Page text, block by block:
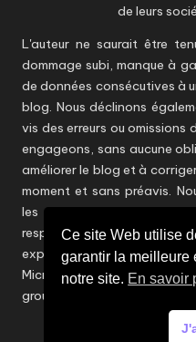
de leurs
L'auteur ne saurait être
dommage subi, manque à
de données consécutives à
blog. Nous déclinons
vis des erreurs ou omissions
engageons, sans aucune
améliorer le blog et à
moment et sans préavis.
les informations en
responsables d'éventuelles
exprimés dans ce blog ne
Microsoft et d'autres
groupe CAPGEMINI et
Ce site
Ce site Web utilise
garantir la meilleure
notre site. En savoir